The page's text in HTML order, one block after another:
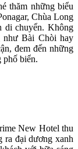
thăm những biểu
Chùa Long
di chuyển. Không
như Bài Chòi hay
đem đến những
phố biển.
New Hotel thu
ra đại dương xanh